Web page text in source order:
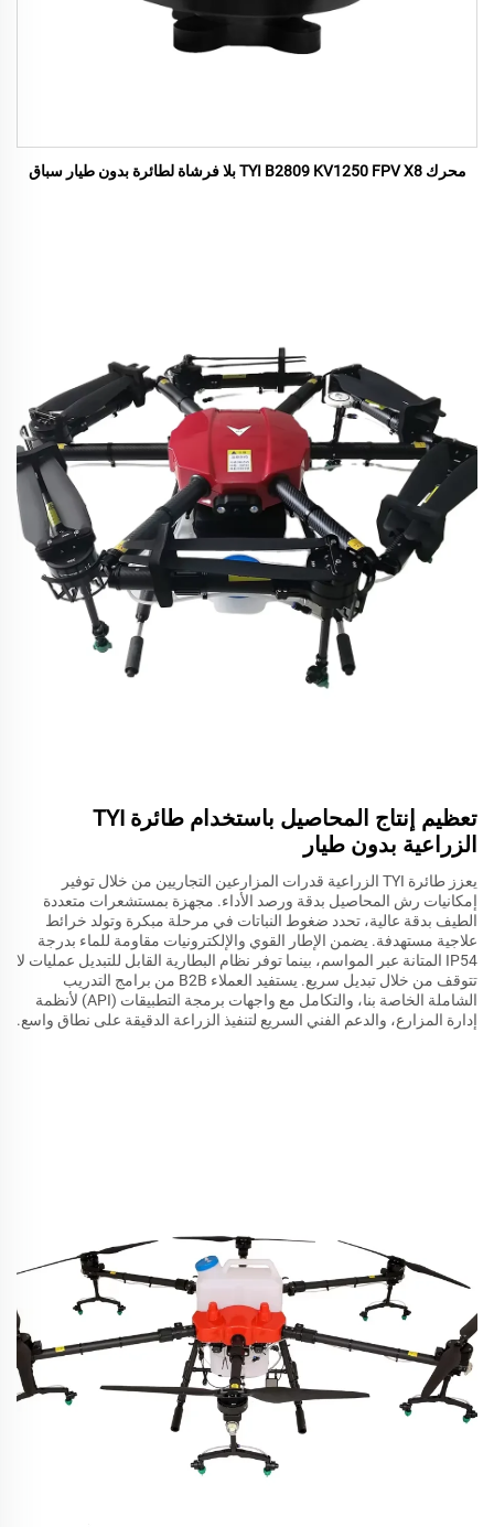
محرك TYI B2809 KV1250 FPV X8 بلا فرشاة لطائرة بدون طيار سباق
تعظيم إنتاج المحاصيل باستخدام طائرة TYI
الزراعية بدون طيار
يعزز طائرة TYI الزراعية قدرات المزارعين التجاريين من خلال توفير
إمكانيات رش المحاصيل بدقة ورصد الأداء. مجهزة بمستشعرات متعددة
الطيف بدقة عالية، تحدد ضغوط النباتات في مرحلة مبكرة وتولد خرائط
علاجية مستهدفة. يضمن الإطار القوي والإلكترونيات مقاومة للماء بدرجة
IP54 المتانة عبر المواسم، بينما توفر نظام البطارية القابل للتبديل عمليات لا
تتوقف من خلال تبديل سريع. يستفيد العملاء B2B من برامج التدريب
الشاملة الخاصة بنا، والتكامل مع واجهات برمجة التطبيقات (API) لأنظمة
إدارة المزارع، والدعم الفني السريع لتنفيذ الزراعة الدقيقة على نطاق واسع.